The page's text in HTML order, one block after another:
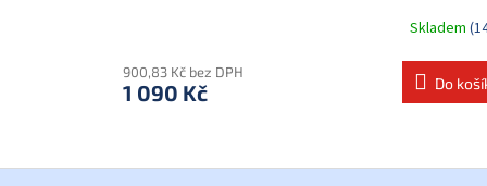
Skladem
900,83 Kč bez DPH
1 090 Kč Do